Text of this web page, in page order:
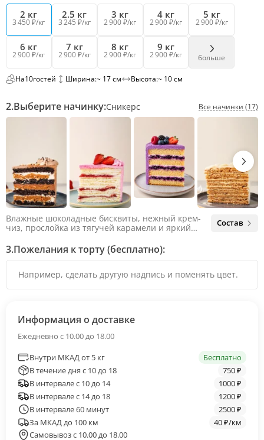
2 кг
3 450 ₽/кг
2.5 кг
3 245 ₽/кг
3 кг
2 900 ₽/кг
4 кг
2 900 ₽/кг
5 кг
2 900 ₽/кг
6 кг
2 900 ₽/кг
7 кг
2 900 ₽/кг
8 кг
2 900 ₽/кг
9 кг
2 900 ₽/кг больше
На10гостей Ширина:~ 17 см Высота:~ 10 см
2.Выберите начинку:Сникерс Все начинки (17)
Влажные шоколадные бисквиты, нежный крем-
чиз, прослойка из тягучей карамели и яркий
яркий вкус шоколада и тягучей карамели, не
оставляя ни единого шанса остаться
Состав
3.Пожелания к торту (бесплатно):
Информация о доставке
Ежедневно с 10.00 до 18.00
Внутри МКАД от 5 кг
Бесплатно
В течение дня с 10 до 18
750 ₽
В интервале с 10 до 14
1000 ₽
В интервале с 14 до 18
1200 ₽
В интервале 60 минут
2500 ₽
За МКАД до 100 км
40 ₽/км
Самовывоз с 10.00 до 18.00